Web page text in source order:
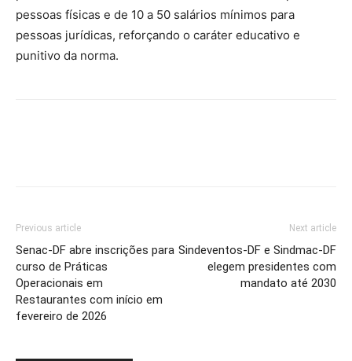
pessoas físicas e de 10 a 50 salários mínimos para
pessoas jurídicas, reforçando o caráter educativo e
punitivo da norma.
Previous article
Senac-DF abre inscrições para
curso de Práticas
Operacionais em
Restaurantes com início em
fevereiro de 2026
Next article
Sindeventos-DF e Sindmac-DF
elegem presidentes com
mandato até 2030